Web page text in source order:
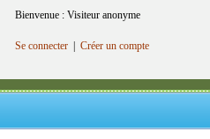
Bienvenue : Visiteur anonyme
Se connecter Créer un compte